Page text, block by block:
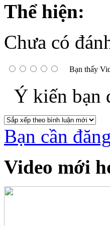
Thể hiện:
Chưa có
Bạn thấy
Ý kiến bạn
Bạn cần
Video mới